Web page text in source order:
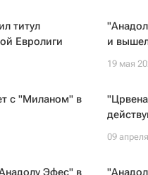
титул
Евролиги
и
19 мая
с "Миланом" в
09
Эфес" в